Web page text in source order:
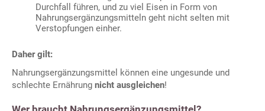
Durchfall führen, und zu viel Eisen in Form von
Nahrungsergänzungsmitteln geht nicht selten mit
Verstopfungen einher.
Daher gilt:
Nahrungsergänzungsmittel können eine ungesunde und
schlechte Ernährung nicht ausgleichen!